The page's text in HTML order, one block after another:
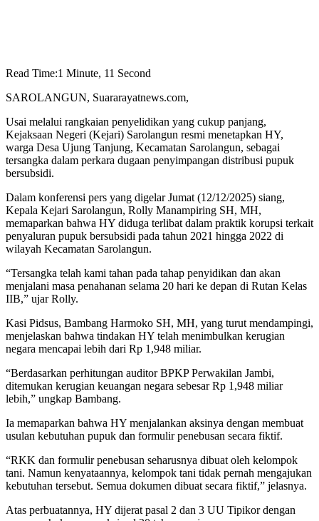
Read Time:1 Minute, 11 Second
SAROLANGUN, Suararayatnews.com,
Usai melalui rangkaian penyelidikan yang cukup panjang,
Kejaksaan Negeri (Kejari) Sarolangun resmi menetapkan HY,
warga Desa Ujung Tanjung, Kecamatan Sarolangun, sebagai
tersangka dalam perkara dugaan penyimpangan distribusi pupuk
bersubsidi.
Dalam konferensi pers yang digelar Jumat (12/12/2025) siang,
Kepala Kejari Sarolangun, Rolly Manampiring SH, MH,
memaparkan bahwa HY diduga terlibat dalam praktik korupsi terkait
penyaluran pupuk bersubsidi pada tahun 2021 hingga 2022 di
wilayah Kecamatan Sarolangun.
“Tersangka telah kami tahan pada tahap penyidikan dan akan
menjalani masa penahanan selama 20 hari ke depan di Rutan Kelas
IIB,” ujar Rolly.
Kasi Pidsus, Bambang Harmoko SH, MH, yang turut mendampingi,
menjelaskan bahwa tindakan HY telah menimbulkan kerugian
negara mencapai lebih dari Rp 1,948 miliar.
“Berdasarkan perhitungan auditor BPKP Perwakilan Jambi,
ditemukan kerugian keuangan negara sebesar Rp 1,948 miliar
lebih,” ungkap Bambang.
Ia memaparkan bahwa HY menjalankan aksinya dengan membuat
usulan kebutuhan pupuk dan formulir penebusan secara fiktif.
“RKK dan formulir penebusan seharusnya dibuat oleh kelompok
tani. Namun kenyataannya, kelompok tani tidak pernah mengajukan
kebutuhan tersebut. Semua dokumen dibuat secara fiktif,” jelasnya.
Atas perbuatannya, HY dijerat pasal 2 dan 3 UU Tipikor dengan